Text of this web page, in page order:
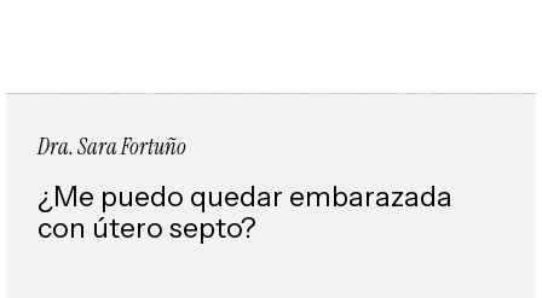
Dra. Sara Fortuño
¿Me puedo quedar embarazada
con útero septo?